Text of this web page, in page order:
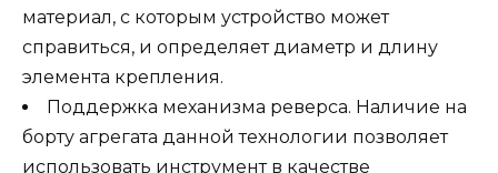
материал, с которым устройство может
справиться, и определяет диаметр и длину
элемента крепления.
Поддержка механизма реверса. Наличие на
борту агрегата данной технологии позволяет
использовать инструмент в качестве